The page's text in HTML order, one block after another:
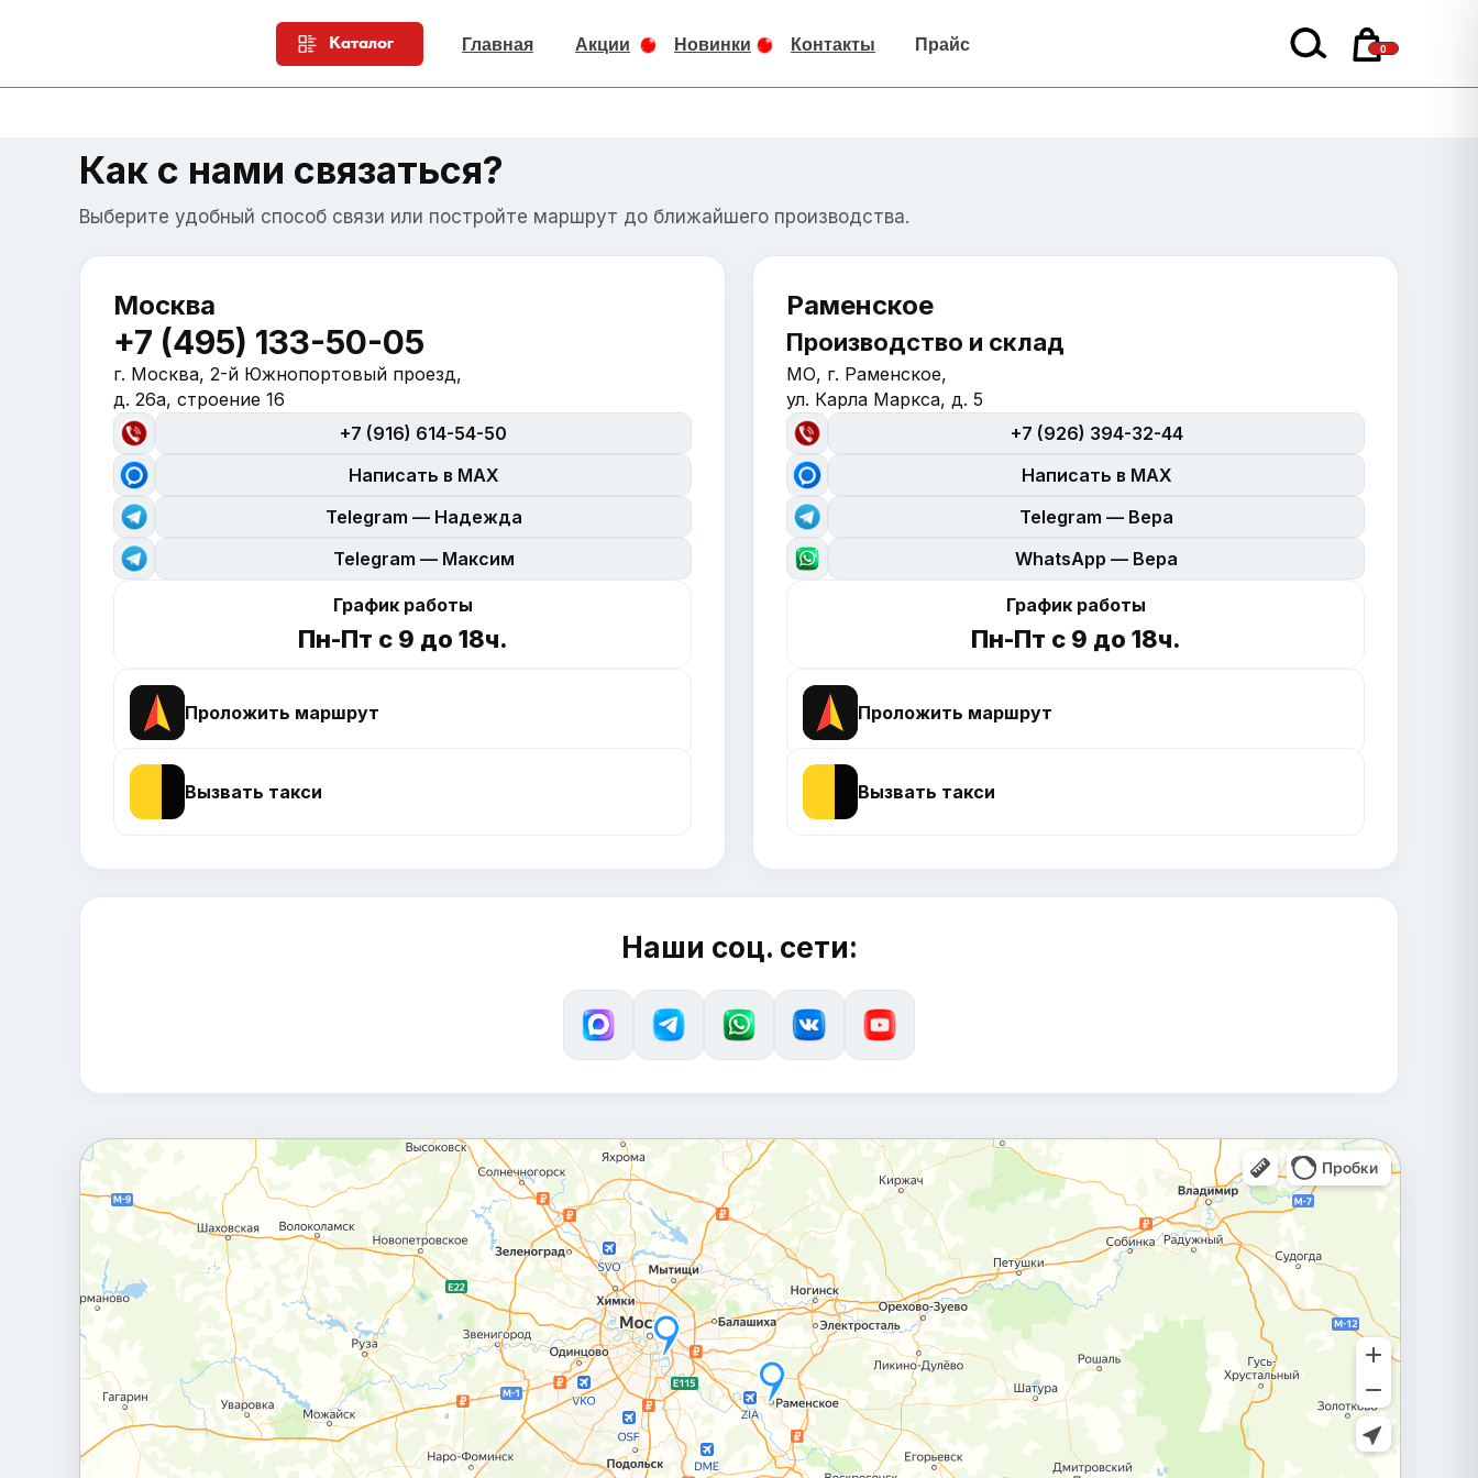
Акции 0
Каталог Главная Контакты
Новинки Прайс
Как с нами связаться?
Выберите удобный способ связи или постройте маршрут до ближайшего производства.
Москва
+7 (495) 133-50-05
г. Москва, 2-й Южнопортовый проезд,
д. 26а, строение 16
+7 (916) 614-54-50
Написать в MAX
Telegram — Надежда
Telegram — Максим
График работы
Пн-Пт с 9 до 18ч.
Проложить маршрут
Вызвать такси
Раменское
Производство и склад
МО, г. Раменское,
ул. Карла Маркса, д. 5
+7 (926) 394-32-44
Написать в MAX
Telegram — Вера
WhatsApp — Вера
График работы
Пн-Пт с 9 до 18ч.
Проложить маршрут
Вызвать такси
Наши соц. сети: